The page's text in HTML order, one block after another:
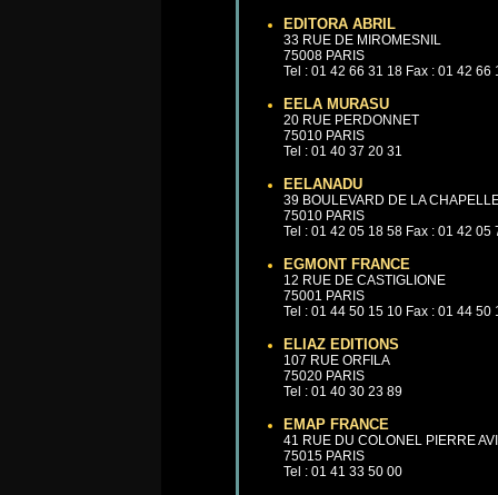
EDITORA ABRIL
33 RUE DE MIROMESNIL
75008 PARIS
Tel : 01 42 66 31 18 Fax : 01 42 66
EELA MURASU
20 RUE PERDONNET
75010 PARIS
Tel : 01 40 37 20 31
EELANADU
39 BOULEVARD DE LA
75010 PARIS
Tel : 01 42 05 18 58 Fax : 01 42 05
EGMONT FRANCE
12 RUE DE CASTIGLIONE
75001 PARIS
Tel : 01 44 50 15 10 Fax : 01 44 50
ELIAZ EDITIONS
107 RUE ORFILA
75020 PARIS
Tel : 01 40 30 23 89
EMAP FRANCE
41 RUE DU COLONEL PIERRE
75015 PARIS
Tel : 01 41 33 50 00